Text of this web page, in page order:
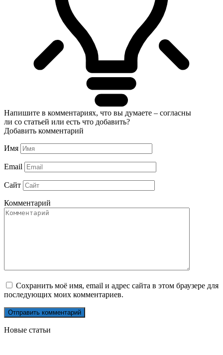
Напишите в комментариях, что вы думаете – согласны
ли со статьей или есть что добавить?
Добавить комментарий
Имя
Email
Сайт
Комментарий
Сохранить моё имя, email и адрес сайта в этом браузере для
последующих моих комментариев.
Новые статьи